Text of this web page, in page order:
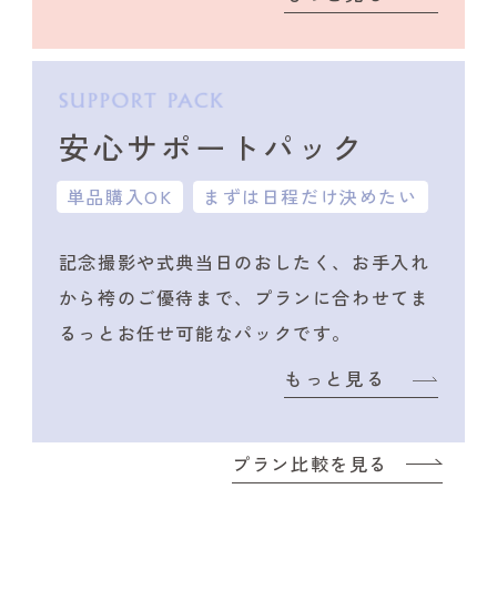
安心サポートパック
単品購入OK まずは日程だけ決めたい
記念撮影や式典当日のおしたく、 お手入れ
から袴のご優待まで、プランに合わせて ま
るっとお任せ可能なパックです。
もっと見る
プラン比較を見る